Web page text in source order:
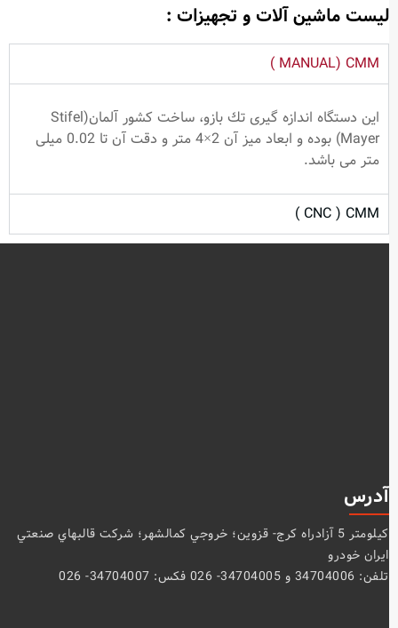
لیست ماشین آلات و تجهیزات :
MANUAL) CMM )
این دستگاه اندازه گیری تك بازو، ساخت كشور آلمان(Stifel
Mayer) بوده و ابعاد میز آن 2×4 متر و دقت آن تا 0.02 میلی
متر می باشد.
CNC ) CMM )
آدرس
كيلومتر 5 آزادراه كرج- قزوين؛ خروجي كمالشهر؛ شركت قالبهاي صنعتي
ايران خودرو
تلفن: 34704006 و 34704005- 026 فکس: 34704007- 026